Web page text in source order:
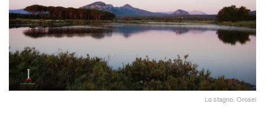
Lo stagno. Orosei